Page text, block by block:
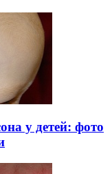
у детей: фото